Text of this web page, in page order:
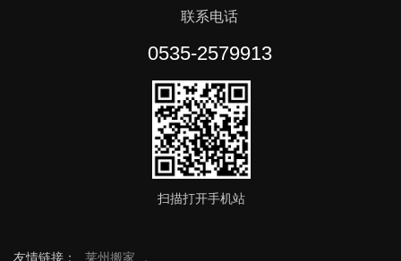
联系电话
0535-2579913
扫描打开手机站
友情链接： 莱州搬家 ,